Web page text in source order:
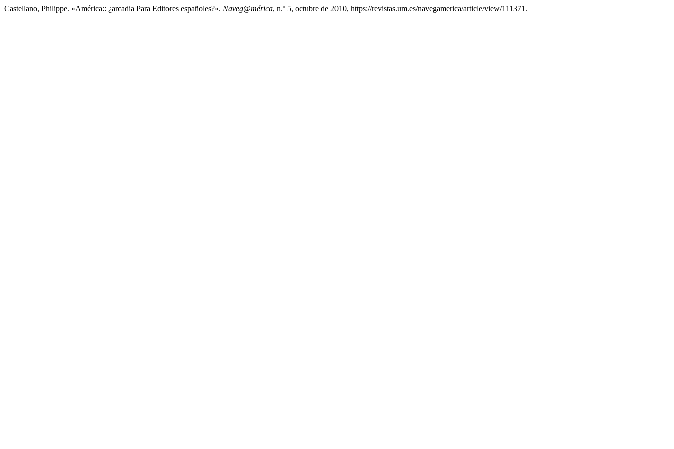
Castellano, Philippe. «América:: ¿arcadia Para Editores españoles?». Naveg@mérica, n.º 5, octubre de 2010, https://revistas.um.es/navegamerica/article/view/111371.